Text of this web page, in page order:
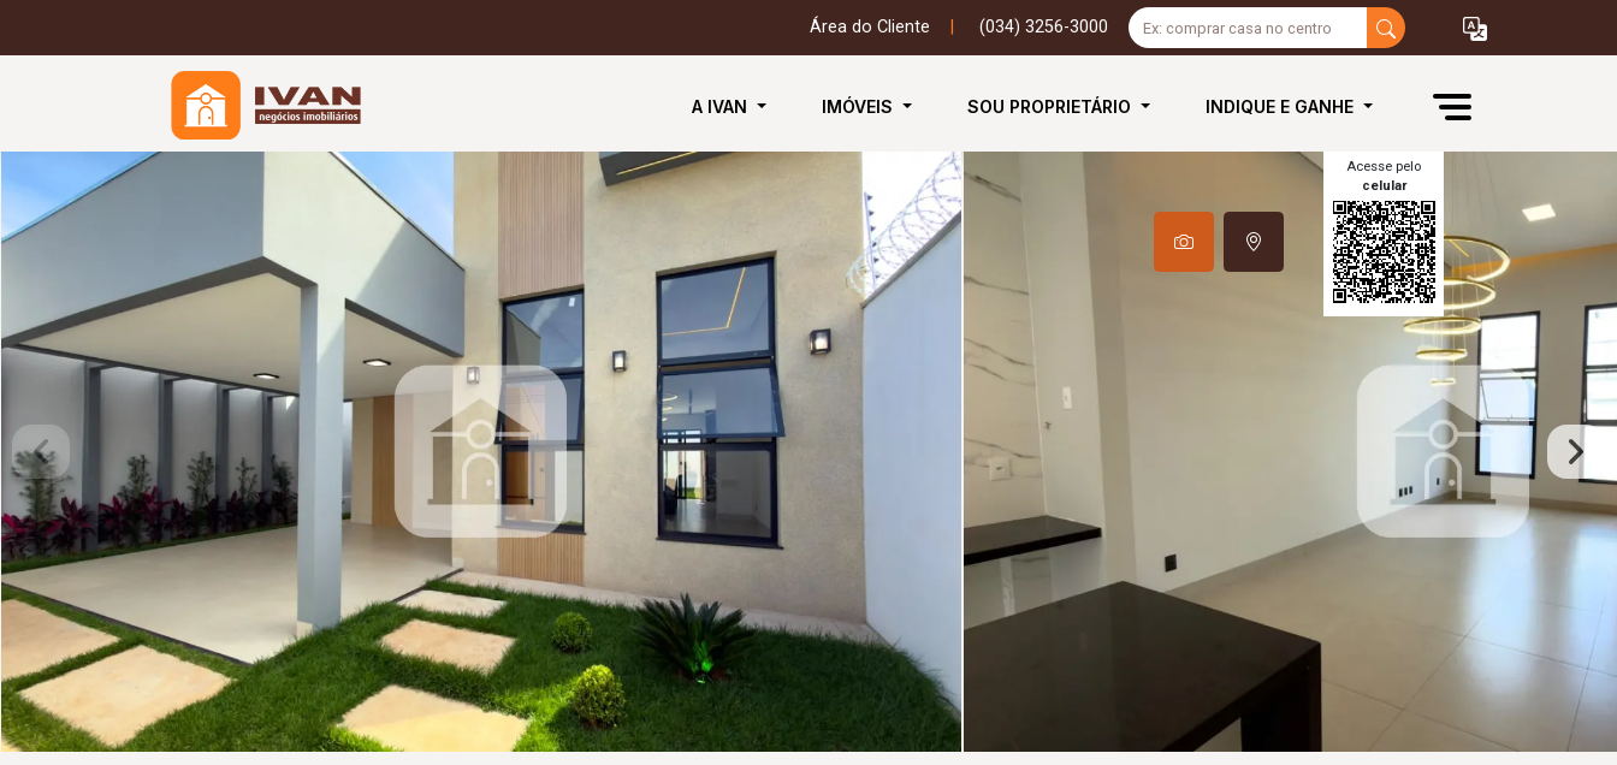
Área do Cliente (034) 3256-3000
A IVAN IMÓVEIS SOU PROPRIETÁRIO INDIQUE E GANHE
Acesse pelo
celular